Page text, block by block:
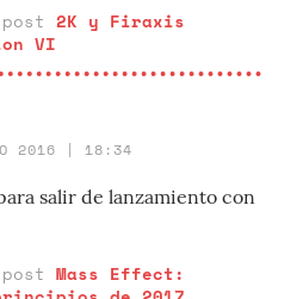
2K y Firaxis
VI
2016 | 18:34
salir de lanzamiento con
Mass Effect: